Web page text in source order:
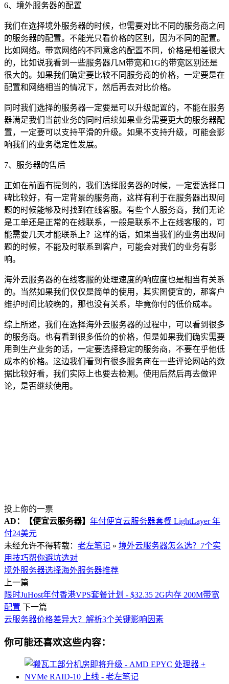
6、境外服务器的配置
我们在选择境外服务器的时候，也需要对比不同的服务商之间
的服务器的配置。不能光只看价格的区别，因为不同的配置。
比如网络。带宽网络的不同意念的配置不同，价格是相差很大
的，比如说我看到一些服务器几M带宽和1G的带宽区别还是
很大的。如果我们确定要比较不同服务商的价格，一定要是在
配置和网络相当的情况下，然后再去对比价格。
同时我们选择的服务器一定要是可以升级配置的，不能在服务
器满足我们当前业务的同时后续如果业务需要更大的服务器配
置，一定要可以支持平滑的升级。如果不支持升级，可能会影
响我们的业务稳定性发展。
7、服务器的售后
正如在前面有提到的，我们选择服务器的时候，一定要选择口
碑比较好，有一定背景的服务商，这样有利于在服务器出现问
题的时候能够及时找到在线客服。有些个人服务商，我们无论
是工单还是正常的在线联系，一般是联系不上在线客服的，可
能需要几天才能联系上？这样的话，如果当我们的业务出现问
题的时候，不能及时联系到客户，可能会对我们的业务有影
响。
海外云服务器的在线客服的处理速度的响应度也是相当有关系
的。当然如果我们仅仅是简单的使用，其实图便宜的，那客户
维护时间比较晚的，那也没有关系，毕竟你付的低价成本。
综上所述，我们在选择海外云服务器的过程中，可以看到很多
的服务商。也有看到很多低价的价格，但是如果我们确实需要
用到生产业务的话，一定要选择稳定的服务商，不要在乎他低
成本的价格。这边我们看到有很多服务商在一些评论网站的数
据比较好看，我们实际上也要去检测。使用后然后再去做评
论，是否继续使用。
投上你的一票
AD：
【便宜云服务器】 年付便宜云服务器套餐 LightLayer 年
付24美元
未经允许不得转载： 老左笔记 » 境外云服务器怎么选？7个实
用技巧帮你避坑选对
境外服务器选择海外服务器推荐
上一篇
限时JuHost年付香港VPS套餐计划 - $32.35 2G内存 200M带宽
配置 下一篇
云服务器价格差异大？解析3个关键影响因素
你可能还喜欢这些内容：